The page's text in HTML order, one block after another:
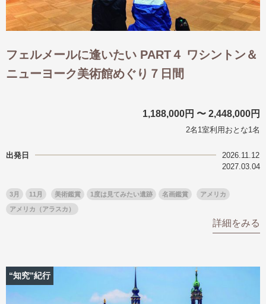
ブランド
夢の休日 | 海外旅行
ヨーロッパの田舎（村・町）
特別企画
グルメ
リゾート
絶景
日系航空会社で行く
世界遺産を訪れる
鉄道の旅
ハイキング・トレッキング
夢の休日 煌
夢の休日 国内旅行
四季彩紀行
目的・テーマから探す
紅葉
花火
祭り
ななつ星in九州
美食・旬の味覚を味わう
キング
観光列車
島旅
フェルメールに逢いたい PART４ ワシントン＆
ニューヨーク美術館めぐり７日間
1,188,000円 〜 2,448,000円
2名1室利用おとな1名
出発日
2026.11.12
2027.03.04
3月 11月 美術鑑賞 1度は見てみたい遺跡 名画鑑賞 アメリカ
アメリカ（アラスカ）
詳細をみる
“知究”紀行